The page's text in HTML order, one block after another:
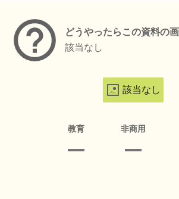
どうやったらこの資料の
該当なし
該当なし
教育 非商用